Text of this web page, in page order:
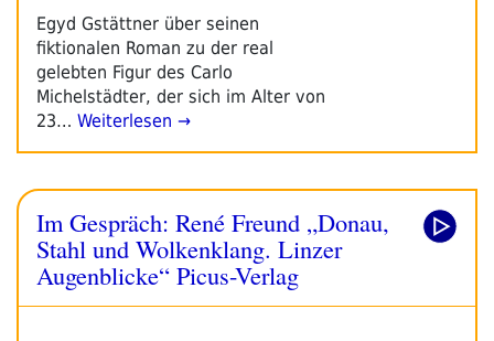
Egyd Gstättner über seinen
fiktionalen Roman zu der real
gelebten Figur des Carlo
Michelstädter, der sich im Alter von
23… Weiterlesen →
Im Gespräch: René Freund „Donau,
Stahl und Wolkenklang. Linzer
Augenblicke“ Picus-Verlag